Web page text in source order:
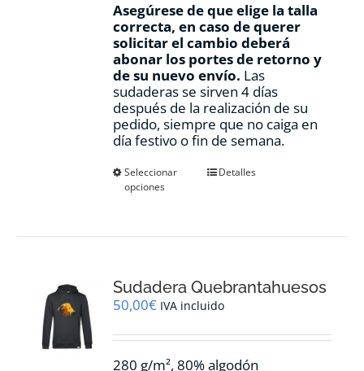
Asegúrese de que elige la talla
correcta, en caso de querer
solicitar el cambio deberá
abonar los portes de retorno y
de su nuevo envío. Las
sudaderas se sirven 4 días
después de la realización de su
pedido, siempre que no caiga en
día festivo o fin de semana.
Seleccionar
opciones
Este
se
pueden
en
Detalles
Sudadera Quebrantahuesos
50,00€ IVA incluido
280 g/m², 80% algodón